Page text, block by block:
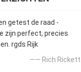
getest de raad -
zijn perfect, precies
rgds Rijk
—— Rich Rickett